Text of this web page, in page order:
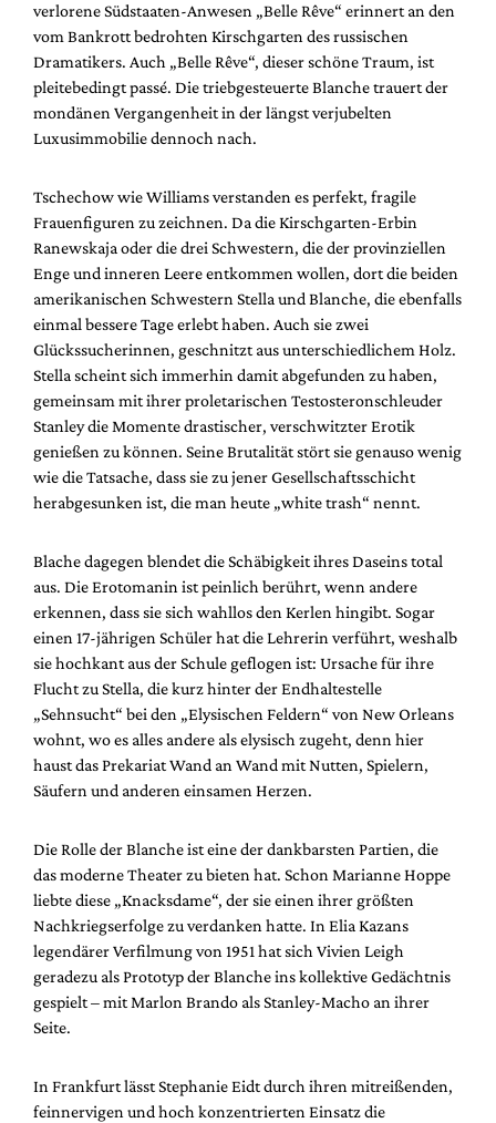
verlorene Südstaaten-Anwesen „Belle Rêve“ erinnert an den
vom Bankrott bedrohten Kirschgarten des russischen
Dramatikers. Auch „Belle Rêve“, dieser schöne Traum, ist
pleitebedingt passé. Die triebgesteuerte Blanche trauert der
mondänen Vergangenheit in der längst verjubelten
Luxusimmobilie dennoch nach.
Tschechow wie Williams verstanden es perfekt, fragile
Frauenfiguren zu zeichnen. Da die Kirschgarten-Erbin
Ranewskaja oder die drei Schwestern, die der provinziellen
Enge und inneren Leere entkommen wollen, dort die beiden
amerikanischen Schwestern Stella und Blanche, die ebenfalls
einmal bessere Tage erlebt haben. Auch sie zwei
Glückssucherinnen, geschnitzt aus unterschiedlichem Holz.
Stella scheint sich immerhin damit abgefunden zu haben,
gemeinsam mit ihrer proletarischen Testosteronschleuder
Stanley die Momente drastischer, verschwitzter Erotik
genießen zu können. Seine Brutalität stört sie genauso wenig
wie die Tatsache, dass sie zu jener Gesellschaftsschicht
herabgesunken ist, die man heute „white trash“ nennt.
Blache dagegen blendet die Schäbigkeit ihres Daseins total
aus. Die Erotomanin ist peinlich berührt, wenn andere
erkennen, dass sie sich wahllos den Kerlen hingibt. Sogar
einen 17-jährigen Schüler hat die Lehrerin verführt, weshalb
sie hochkant aus der Schule geflogen ist: Ursache für ihre
Flucht zu Stella, die kurz hinter der Endhaltestelle
„Sehnsucht“ bei den „Elysischen Feldern“ von New Orleans
wohnt, wo es alles andere als elysisch zugeht, denn hier
haust das Prekariat Wand an Wand mit Nutten, Spielern,
Säufern und anderen einsamen Herzen.
Die Rolle der Blanche ist eine der dankbarsten Partien, die
das moderne Theater zu bieten hat. Schon Marianne Hoppe
liebte diese „Knacksdame“, der sie einen ihrer größten
Nachkriegserfolge zu verdanken hatte. In Elia Kazans
legendärer Verfilmung von 1951 hat sich Vivien Leigh
geradezu als Prototyp der Blanche ins kollektive Gedächtnis
gespielt – mit Marlon Brando als Stanley-Macho an ihrer
Seite.
In Frankfurt lässt Stephanie Eidt durch ihren mitreißenden,
feinnervigen und hoch konzentrierten Einsatz die